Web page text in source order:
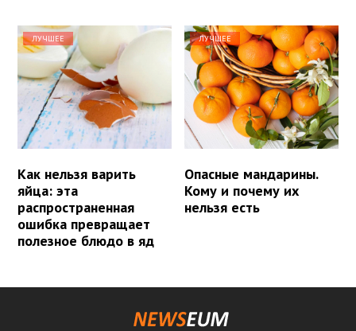
ЛУЧШЕЕ
Как нельзя варить
яйца: эта
распространенная
ошибка превращает
полезное блюдо в яд
ЛУЧШЕЕ
Опасные мандарины.
Кому и почему их
нельзя есть